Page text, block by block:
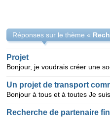
Réponses sur le thème «
Projet
Un projet de transport
Recherche de partenaire